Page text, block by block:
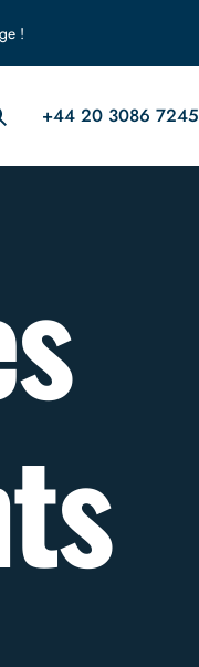
!
+44 20 3086 7245